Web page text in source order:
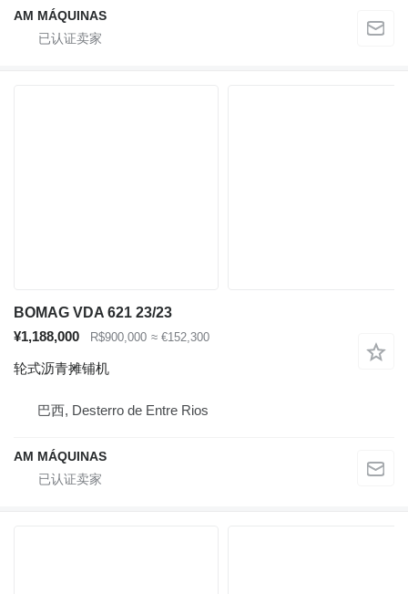
AM MÁQUINAS
BOMAG VDA 621 23/23
¥1,188,000
R$900,000 ≈ €152,300
轮式沥青摊铺机
巴西, Desterro de Entre Rios
AM MÁQUINAS